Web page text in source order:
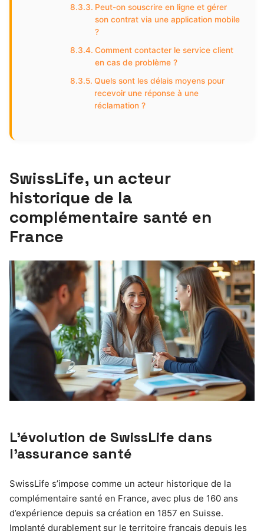
Peut-on souscrire en ligne et gérer
son contrat via une application mobile
?
Comment contacter le service client
en cas de problème ?
Quels sont les délais moyens pour
recevoir une réponse à une
réclamation ?
SwissLife, un acteur
historique de la
complémentaire santé en
France
L’évolution de SwissLife dans
l’assurance santé
SwissLife s’impose comme un acteur historique de la
complémentaire santé en France, avec plus de 160 ans
d’expérience depuis sa création en 1857 en Suisse.
Implanté durablement sur le territoire français depuis les